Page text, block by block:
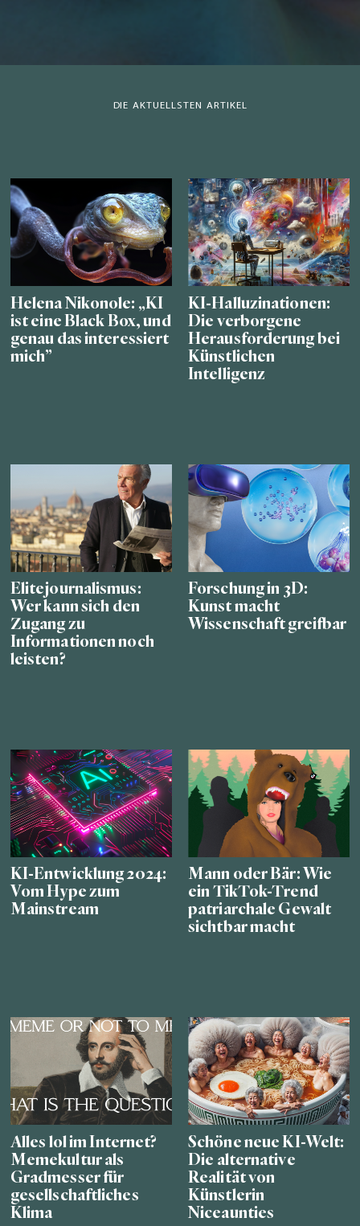
DIE AKTUELLSTEN ARTIKEL
Helena Nikonole: „KI
ist eine Black Box, und
genau das interessiert
mich”
KI-Halluzinationen:
Die verborgene
Herausforderung bei
Künstlichen
Intelligenz
Elitejournalismus:
Wer kann sich den
Zugang zu
Informationen noch
leisten?
Forschung in 3D:
Kunst macht
Wissenschaft greifbar
KI-Entwicklung 2024:
Vom Hype zum
Mainstream
Mann oder Bär: Wie
ein TikTok-Trend
patriarchale Gewalt
sichtbar macht
Alles lol im Internet?
Memekultur als
Gradmesser für
gesellschaftliches
Klima
Schöne neue KI-Welt:
Die alternative
Realität von
Künstlerin
Niceaunties